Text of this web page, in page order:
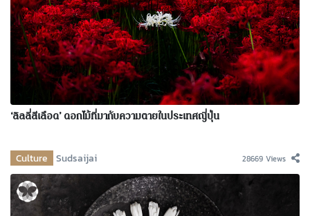
‘ลิลลี่สีเลือด’ ดอกไม้ที่มากับความตายในประเทศญี่ปุ่น
Culture Sudsaijai 28669 Views